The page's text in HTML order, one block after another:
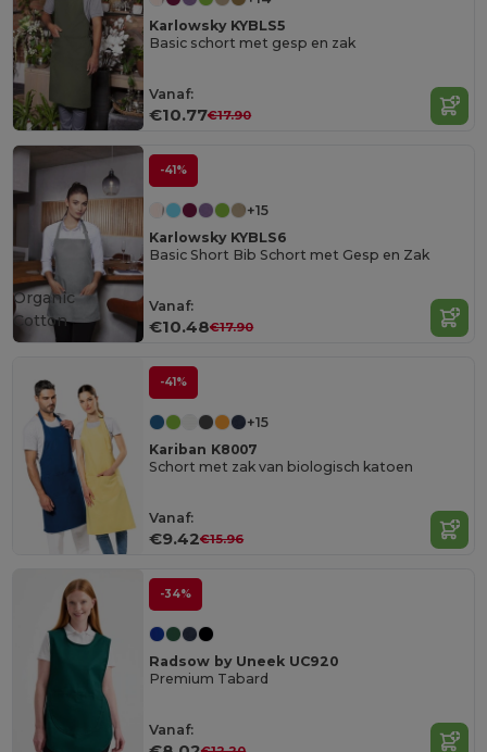
Karlowsky KYBLS5
Basic schort met gesp en zak
Vanaf:
€10.77€17.90
-41%
+15
Karlowsky KYBLS6
Basic Short Bib Schort met Gesp en Zak
Vanaf:
€10.48€17.90
Organic
Cotton
-41%
+15
Kariban K8007
Schort met zak van biologisch katoen
Vanaf:
€9.42€15.96
-34%
Radsow by Uneek UC920
Premium Tabard
Vanaf: